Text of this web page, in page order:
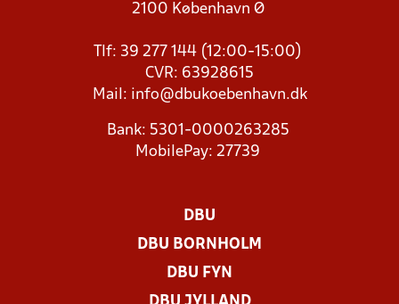
2100 København Ø
Tlf: 39 277 144 (12:00-15:00)
CVR: 63928615
Mail: info@dbukoebenhavn.dk
Bank: 5301-0000263285
MobilePay: 27739
DBU
DBU BORNHOLM
DBU FYN